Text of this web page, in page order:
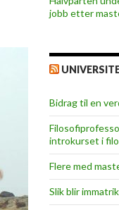
jobb etter
Bidrag til en
introkurset i
Flere med
Slik blir